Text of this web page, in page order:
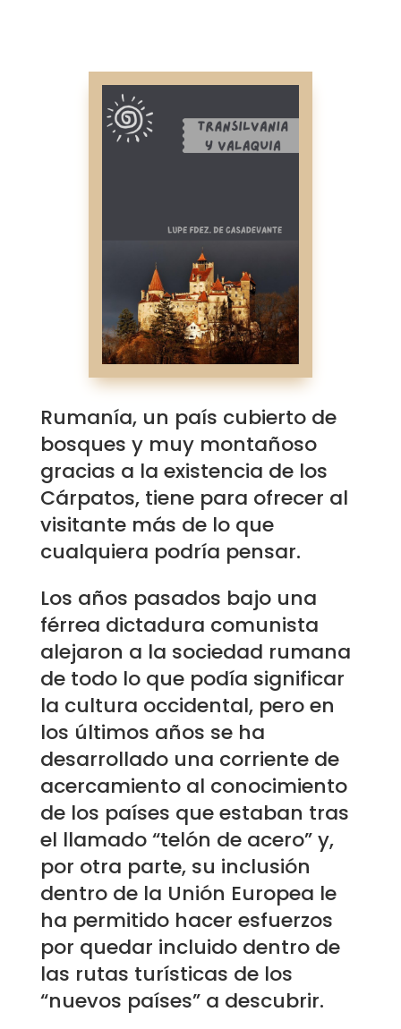
Rumanía, un país cubierto de
bosques y muy montañoso
gracias a la existencia de los
Cárpatos, tiene para ofrecer al
visitante más de lo que
cualquiera podría pensar.
Los años pasados bajo una
férrea dictadura comunista
alejaron a la sociedad rumana
de todo lo que podía significar
la cultura occidental, pero en
los últimos años se ha
desarrollado una corriente de
acercamiento al conocimiento
de los países que estaban tras
el llamado “telón de acero” y,
por otra parte, su inclusión
dentro de la Unión Europea le
ha permitido hacer esfuerzos
por quedar incluido dentro de
las rutas turísticas de los
“nuevos países” a descubrir.